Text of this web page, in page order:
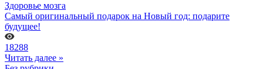
Здоровье мозга
Самый оригинальный подарок на Новый год: подарите
будущее!
18288
Читать далее »